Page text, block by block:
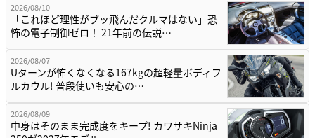
2026/08/10
「これほど理性がブッ飛んだクルマはない」恐
怖の電子制御ゼロ！ 21年前の伝説…
2026/08/07
Uターンが怖くなくなる167kgの超軽量ボディフ
ルカウル! 普段使いも安心の…
2026/08/09
中身はそのまま完成度をキープ! カワサキNinja